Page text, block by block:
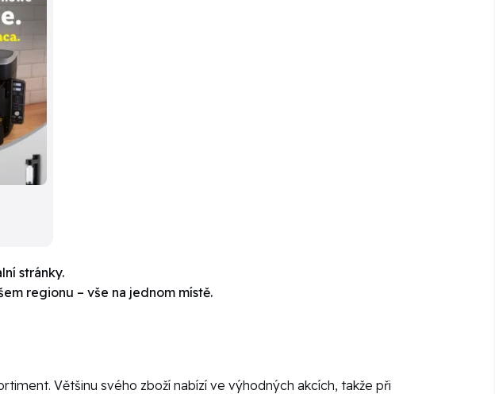
stránky.
regionu – vše na jednom místě.
Většinu svého zboží nabízí ve výhodných akcích, takže při